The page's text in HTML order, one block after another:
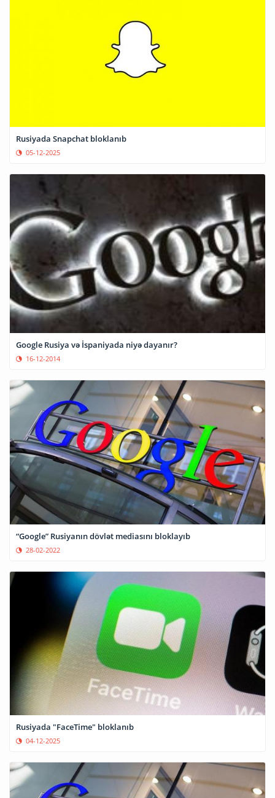
Rusiyada Snapchat bloklanıb
05-12-2025
Google Rusiya və İspaniyada niyə dayanır?
16-12-2014
“Google” Rusiyanın dövlət mediasını bloklayıb
28-02-2022
Rusiyada "FaceTime" bloklanıb
04-12-2025